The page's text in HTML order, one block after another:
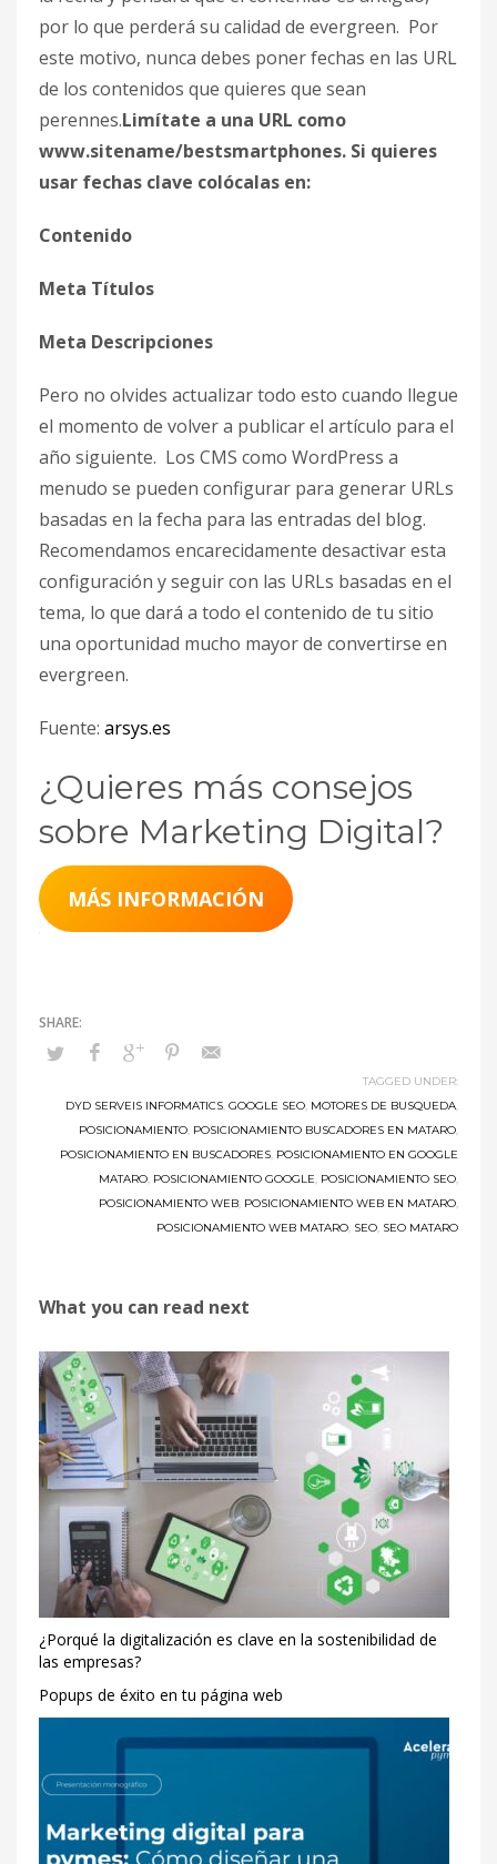
por lo que perderá su calidad de evergreen. Por
este motivo, nunca debes poner fechas en las URL
de los contenidos que quieres que sean
perennes.Limítate a una URL como
www.sitename/bestsmartphones. Si quieres
usar fechas clave colócalas en:
Contenido
Meta Títulos
Meta Descripciones
Pero no olvides actualizar todo esto cuando llegue
el momento de volver a publicar el artículo para el
año siguiente. Los CMS como WordPress a
menudo se pueden configurar para generar URLs
basadas en la fecha para las entradas del blog.
Recomendamos encarecidamente desactivar esta
configuración y seguir con las URLs basadas en el
tema, lo que dará a todo el contenido de tu sitio
una oportunidad mucho mayor de convertirse en
evergreen.
Fuente: arsys.es
¿Quieres más consejos
sobre Marketing Digital?
MÁS INFORMACIÓN
mantener
posición
alta
en
los
motores
de
búsqueda?
Description
¿Cómo
mantener
posición
en
de
Author
TAGGED UNDER:
DYD SERVEIS INFORMATICS, GOOGLE SEO, MOTORES DE BUSQUEDA,
POSICIONAMIENTO, POSICIONAMIENTO BUSCADORES EN MATARO,
POSICIONAMIENTO EN BUSCADORES, POSICIONAMIENTO EN GOOGLE
MATARO, POSICIONAMIENTO GOOGLE, POSICIONAMIENTO SEO,
POSICIONAMIENTO WEB, POSICIONAMIENTO WEB EN MATARO,
POSICIONAMIENTO WEB MATARO, SEO, SEO MATARO
What you can read next
¿Porqué la digitalización es clave en la sostenibilidad de
las empresas?
Popups de éxito en tu página web